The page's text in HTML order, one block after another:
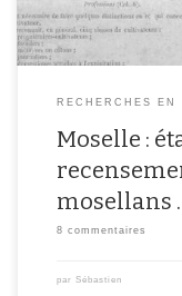
RECHERCHES EN
Moselle :
mosellans
8 commentaires
par Sébastien